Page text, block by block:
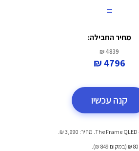
=
מחיר החבילה:
4839 ₪
4796 ₪
קנה עכשיו